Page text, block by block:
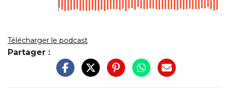
Télécharger le podcast
Partager :